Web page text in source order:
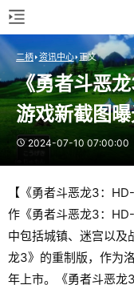
二柄 资讯中心 正文
《勇者斗恶
游戏新截图
2024-07-10 07:00:00
【《勇者斗恶龙3：
作《勇者斗恶龙3：
中包括城镇、迷宫以及
龙3》的重制版，作为
年上市。《勇者斗恶龙